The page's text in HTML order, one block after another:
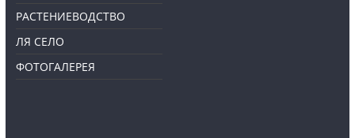
РАСТЕНИЕВОДСТВО
ЛЯ СЕЛО
ФОТОГАЛЕРЕЯ